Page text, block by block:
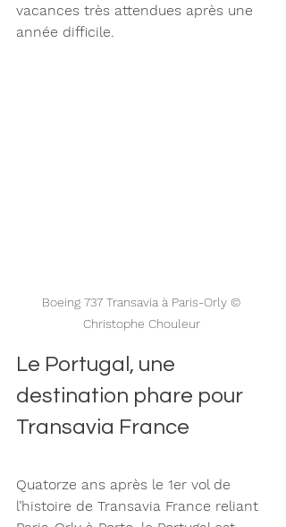
vacances très attendues après une
année difficile.
Boeing 737 Transavia à Paris-Orly ©
Christophe Chouleur
Le Portugal, une
destination phare pour
Transavia France
Quatorze ans après le 1er vol de
l’histoire de Transavia France reliant